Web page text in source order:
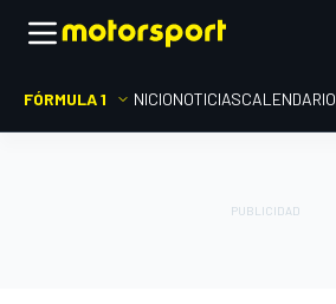
FÓRMULA 1 INICIONOTICIASCALENDARIO